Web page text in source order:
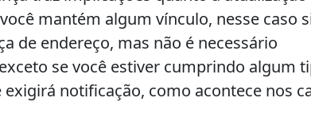
mantém algum vínculo, nesse caso
de endereço, mas não é necessário
se você estiver cumprindo algum
notificação, como acontece nos